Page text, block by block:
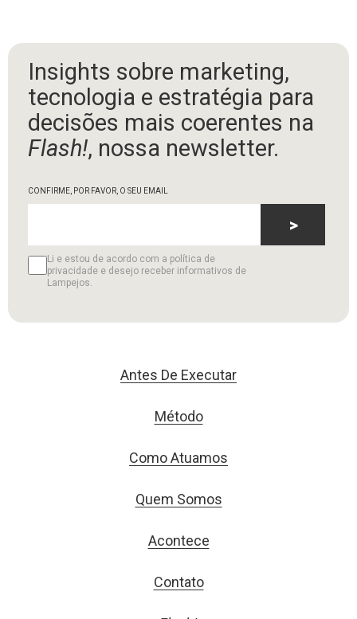
Insights sobre marketing,
tecnologia e estratégia para
decisões mais coerentes na
Flash!, nossa newsletter.
CONFIRME, POR FAVOR, O SEU EMAIL
Li e estou de acordo com a política de
privacidade e desejo receber informativos de
Lampejos.
>
Antes De Executar
Método
Como Atuamos
Quem Somos
Acontece
Contato